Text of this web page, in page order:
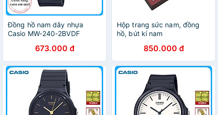
Đồng hồ nam dây nhựa
Casio MW-240-2BVDF
673.000 đ
Hộp trang sức nam, đồng
hồ, bút kí nam
850.000 đ